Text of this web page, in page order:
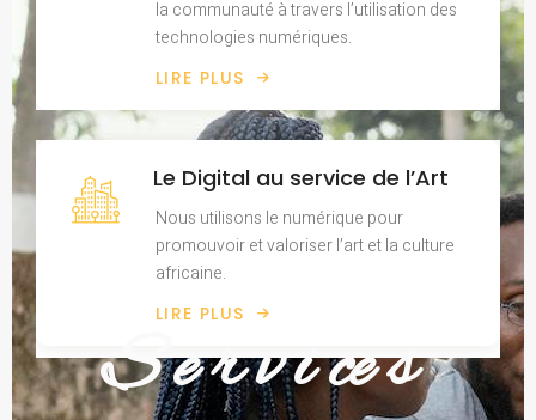
la communauté à travers l’utilisation des
technologies numériques.
LIRE PLUS
Le Digital au service de l’Art
Nous utilisons le numérique pour
promouvoir et valoriser l’art et la culture
africaine.
LIRE PLUS
S e r v i ce s